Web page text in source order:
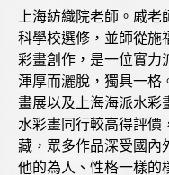
上海紡織院老師。戚老
科學校選修，並師從施
彩畫創作，是一位實力
渾厚而灑脫，獨具一格
畫展以及上海海派水彩
水彩畫同行較高得評價
藏，眾多作品深受國內
他的為人、性格一樣的